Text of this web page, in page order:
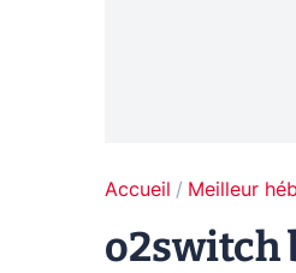
Accueil Meilleur
o2switch